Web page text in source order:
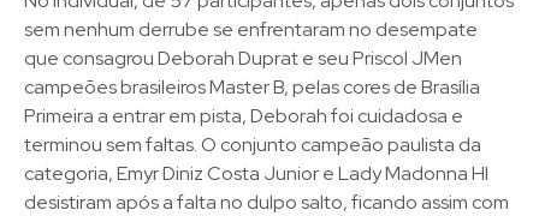
sem nenhum derrube se enfrentaram no desempate
que consagrou Deborah Duprat e seu Priscol JMen
campeões brasileiros Master B, pelas cores de Brasília
Primeira a entrar em pista, Deborah foi cuidadosa e
terminou sem faltas. O conjunto campeão paulista da
categoria, Emyr Diniz Costa Junior e Lady Madonna HI
desistiram após a falta no dulpo salto, ficando assim com